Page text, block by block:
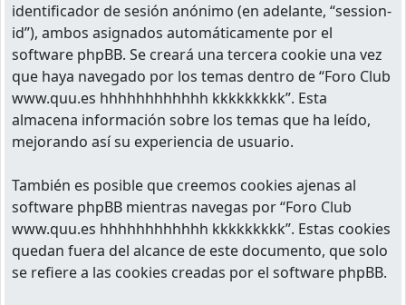
identificador de sesión anónimo (en adelante, “session-
id”), ambos asignados automáticamente por el
software phpBB. Se creará una tercera cookie una vez
que haya navegado por los temas dentro de “Foro Club
www.quu.es hhhhhhhhhhhh kkkkkkkkk”. Esta
almacena información sobre los temas que ha leído,
mejorando así su experiencia de usuario.
También es posible que creemos cookies ajenas al
software phpBB mientras navegas por “Foro Club
www.quu.es hhhhhhhhhhhh kkkkkkkkk”. Estas cookies
quedan fuera del alcance de este documento, que solo
se refiere a las cookies creadas por el software phpBB.